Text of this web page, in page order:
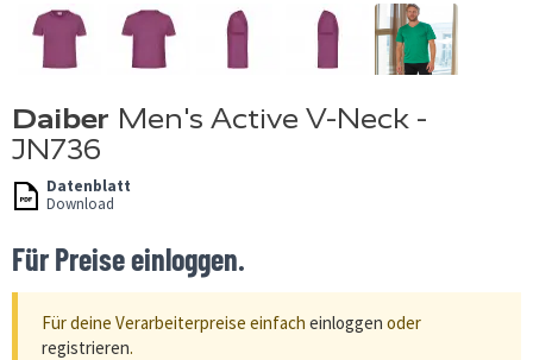
Daiber Men's Active V-Neck -
JN736
Datenblatt
Download
Für Preise einloggen.
Für deine Verarbeiterpreise einfach einloggen oder
registrieren.